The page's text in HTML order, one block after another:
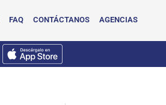
FAQ CONTÁCTANOS AGENCIAS